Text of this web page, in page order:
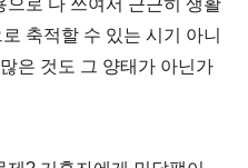
으로 다 쓰여서 근근히 생활
축적할 수 있는 시기 아니
은 것도 그 양태가 아닌가